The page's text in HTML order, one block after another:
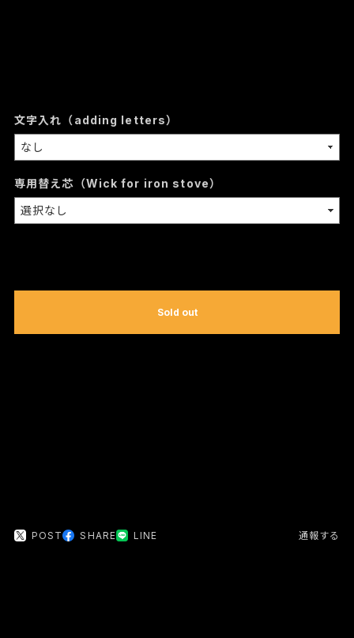
文字入れ（adding letters）
専用替え芯（Wick for iron stove）
Sold out
POST SHARE LINE 通報する